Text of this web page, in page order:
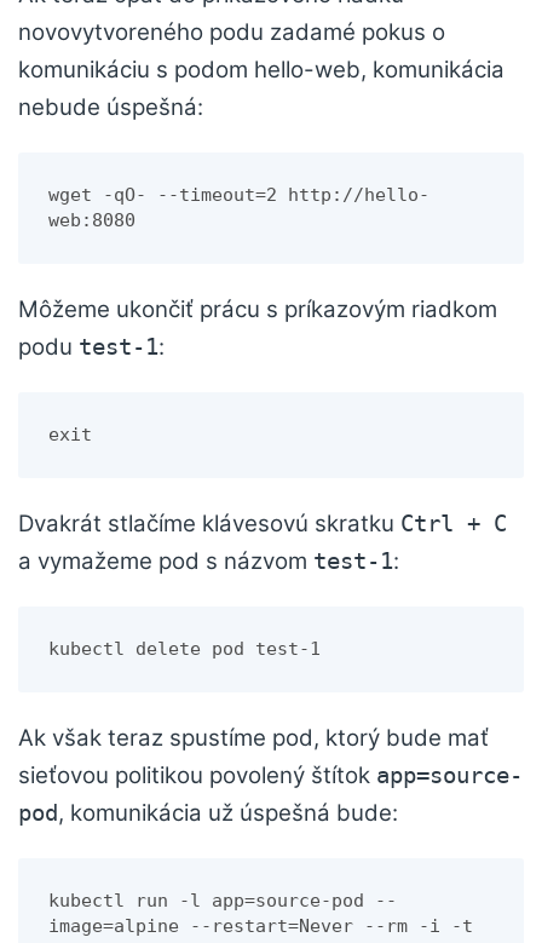
novovytvoreného podu zadamé pokus o
komunikáciu s podom hello-web, komunikácia
nebude úspešná:
wget -qO- --timeout=2 http://hello-
web:8080
Môžeme ukončiť prácu s príkazovým riadkom
podu test-1:
exit
Dvakrát stlačíme klávesovú skratku Ctrl + C
a vymažeme pod s názvom test-1:
kubectl delete pod test-1
Ak však teraz spustíme pod, ktorý bude mať
sieťovou politikou povolený štítok app=source-
pod , komunikácia už úspešná bude:
kubectl run -l app=source-pod --
image=alpine --restart=Never --rm -i -t